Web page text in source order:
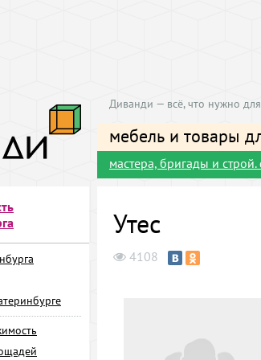
Диванди — всё, что нужно
мебель и товары
мастера, бригады и
Утес
4108